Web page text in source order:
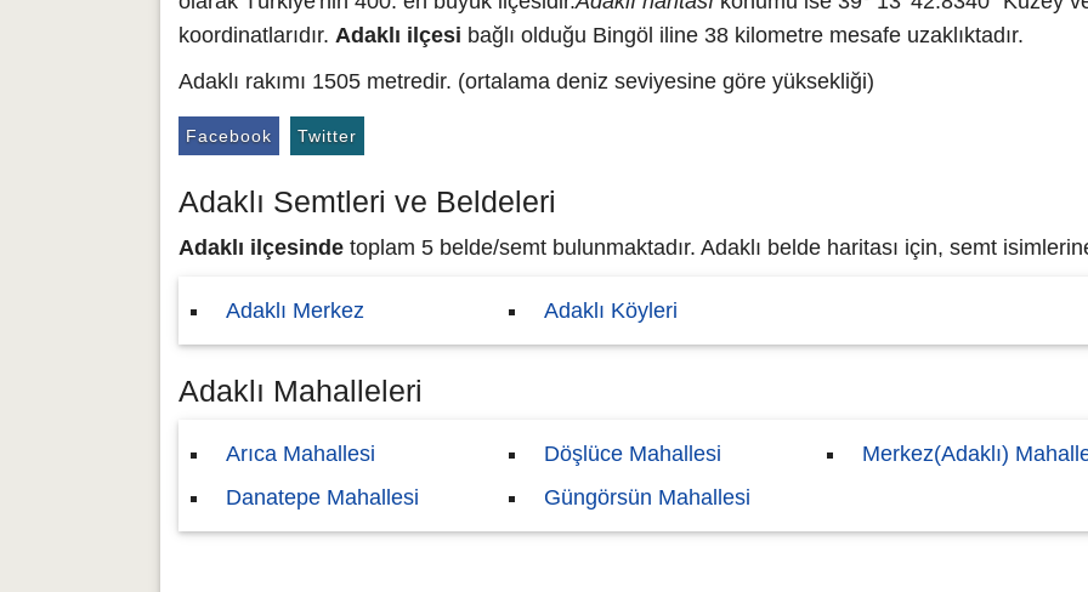
koordinatlarıdır. Adaklı ilçesi bağlı olduğu Bingöl iline 38 kilometre mesafe uzaklıktadır.
Adaklı rakımı 1505 metredir. (ortalama deniz seviyesine göre yüksekliği)
Facebook Twitter
Adaklı Semtleri ve Beldeleri
Adaklı ilçesinde toplam 5 belde/semt bulunmaktadır. Adaklı belde haritası için, semt
Adaklı Merkez Adaklı Köyleri
Adaklı Mahalleleri
Arıca Mahallesi
Danatepe Mahallesi
Döşlüce Mahallesi
Güngörsün Mahallesi
Merkez(Adaklı)